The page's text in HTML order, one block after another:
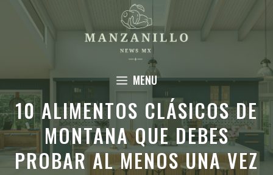
Saltar
contenido
MENU
10 ALIMENTOS CLÁSICOS DE
MONTANA QUE DEBES
PROBAR AL MENOS UNA VEZ